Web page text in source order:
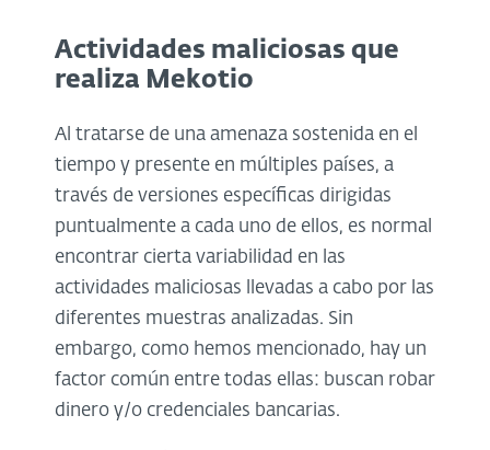
Actividades maliciosas que
realiza Mekotio
Al tratarse de una amenaza sostenida en el
tiempo y presente en múltiples países, a
través de versiones específicas dirigidas
puntualmente a cada uno de ellos, es normal
encontrar cierta variabilidad en las
actividades maliciosas llevadas a cabo por las
diferentes muestras analizadas. Sin
embargo, como hemos mencionado, hay un
factor común entre todas ellas: buscan robar
dinero y/o credenciales bancarias.